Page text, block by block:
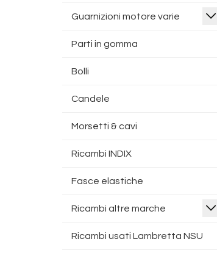
Guarnizioni motore varie
Parti in gomma
Bolli
Candele
Morsetti & cavi
Ricambi INDIX
Fasce elastiche
Ricambi altre marche
Ricambi usati Lambretta NSU